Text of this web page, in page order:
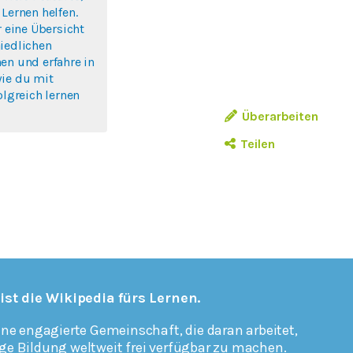
Überarbeiten
Teilen
helfen.
Übersicht
und erfahre in
du mit
lernen
die Wikipedia fürs Lernen.
engagierte Gemeinschaft, die daran arbeitet,
Bildung weltweit frei verfügbar zu machen.